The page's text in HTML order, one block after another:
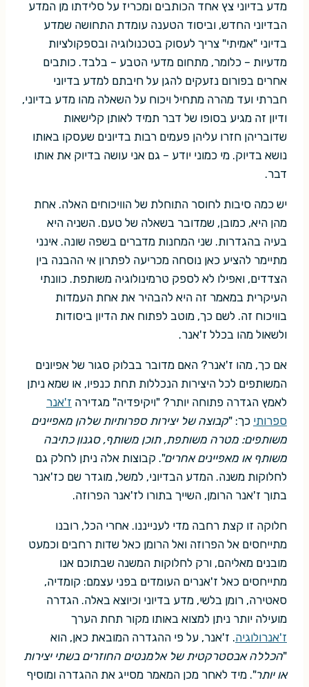
מדע בדיוני צץ אחד הכותבים ומכריז על סלידתו מן המדע
הבדיוני החדש, וביסוד הטענה עומדת התחושה שמדע
בדיוני "אמיתי" צריך לעסוק בטכנולוגיה ובספקולציות
מדעיות – כלומר, מתחום מדעי הטבע – בלבד. כותבים
אחרים בפורום נזעקים להגן על חיבתם למדע בדיוני
חברתי ועד מהרה מתחיל ויכוח על השאלה מהו מדע בדיוני,
ודיון זה מגיע בסופו של דבר תמיד לאותן קלישאות
שדובריהן חזרו עליהן פעמים רבות בדיונים שעסקו באותו
נושא בדיוק. מי כמוני יודע – גם אני עושה בדיוק את אותו
דבר.
יש כמה סיבות לחוסר התוחלת של הוויכוחים האלה. אחת
מהן היא, כמובן, שמדובר בשאלה של טעם. השניה היא
בעיה בהגדרות. שני המחנות מדברים בשפה שונה. אינני
מתיימר להציע כאן נוסחה מכריעה לפתרון אי ההבנה בין
הצדדים, ואפילו לא לספק טרמינולוגיה משותפת. כוונתי
העיקרית במאמר זה היא להבהיר את אחת העמדות
בוויכוח זה. לשם כך, מוטב לפתוח את הדיון ביסודות
ולשאול מהו בכלל ז'אנר.
אם כך, מהו ז'אנר? האם מדובר בבלוק סגור של אפיונים
המשותפים לכל היצירות הנכללות תחת כנפיו, או שמא ניתן
לאמץ הגדרה פתוחה יותר? "ויקיפדיה" מגדירה ז'אנר
ספרותי כך: "קבוצה של יצירות ספרותיות שלהן מאפיינים
משותפים: מטרה משותפת, תוכן משותף, סגנון כתיבה
משותף או מאפיינים אחרים". קבוצות אלה ניתן לחלק גם
לחלוקות משנה. המדע הבדיוני, למשל, מוגדר שם כז'אנר
בתוך ז'אנר הרומן, השייך בתורו לז'אנר הפרוזה.
חלוקה זו קצת רחבה מדי לענייננו. אחרי הכל, רובנו
מתייחסים אל הפרוזה ואל הרומן כאל שדות רחבים וכמעט
מובנים מאליהם, ורק לחלוקות המשנה שבתוכם אנו
מתייחסים כאל ז'אנרים העומדים בפני עצמם: קומדיה,
סאטירה, רומן בלשי, מדע בדיוני וכיוצא באלה. הגדרה
מועילה יותר ניתן למצוא באותו מקור תחת הערך
ז'אנרולוגיה. ז'אנר, על פי ההגדרה המובאת כאן, הוא
"הכללה אבסטרקטית של אלמנטים החוזרים בשתי יצירות
או יותר". מיד לאחר מכן המאמר מסייג את ההגדרה ומוסיף